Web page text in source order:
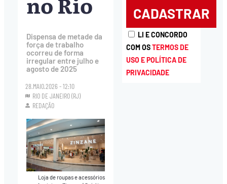
Dispensa de metade da
força de trabalho
ocorreu de forma
irregular entre julho e
agosto de 2025
28.MAIO.2026 - 12:10
RIO DE JANEIRO (RJ)
REDAÇÃO
Loja de roupas e acessórios
LI E CONCORDO
COM OSTERMOS DE
USO E POLÍTICA DE
PRIVACIDADE